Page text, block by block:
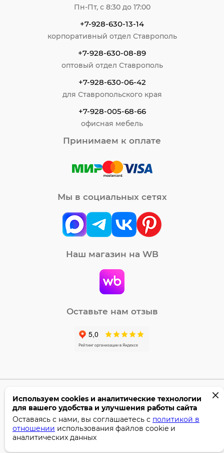
Пн-Пт, с 8:30 до 17:00
+7-928-630-13-14
корпоративный отдел Ставрополь
+7-928-630-08-89
оптовый отдел Ставрополь
+7-928-630-06-42
для Ставропольского края
+7-928-005-68-66
офисная мебель
Принимаем к оплате
Мы в социальных сетях
Наш магазин на WB
Оставьте нам отзыв
©2005-2026 Бумага-С. Все права защищены.
Политика конфиденциальности
Поддержка сайта —
Используем cookies и аналитические технологии
для вашего удобства и улучшения работы сайта
Оставаясь с нами, вы соглашаетесь с политикой в
отношении использования файлов cookie и
аналитических данных